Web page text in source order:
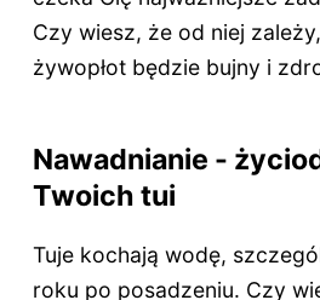
Czy wiesz, że od niej
żywopłot będzie bujny i
Nawadnianie -
Twoich tui
Tuje kochają wodę,
roku po posadzeniu. Czy